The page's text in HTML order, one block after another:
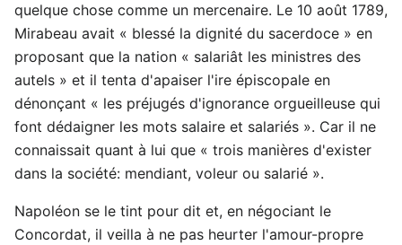
quelque chose comme un mercenaire. Le 10 août 1789,
Mirabeau avait « blessé la dignité du sacerdoce » en
proposant que la nation « salariât les ministres des
autels » et il tenta d'apaiser l'ire épiscopale en
dénonçant « les préjugés d'ignorance orgueilleuse qui
font dédaigner les mots salaire et salariés ». Car il ne
connaissait quant à lui que « trois manières d'exister
dans la société: mendiant, voleur ou salarié ».
Napoléon se le tint pour dit et, en négociant le
Concordat, il veilla à ne pas heurter l'amour-propre